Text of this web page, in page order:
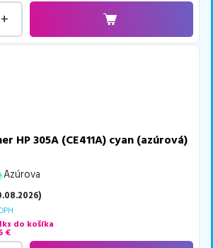
+
HP 305A (CE411A) cyan (azúrová)
Azúrova
)
do košíka
€